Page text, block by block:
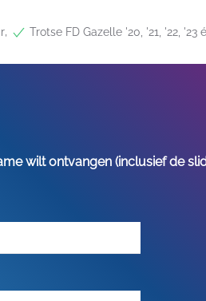
, Trotse FD Gazelle '20, '21, '22, '23
wilt ontvangen (inclusief de